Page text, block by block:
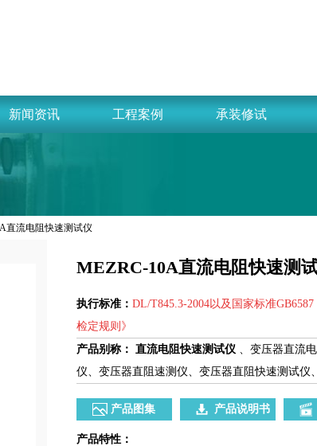
新闻资讯 工程案例 承装修试
直流电阻快速测试仪
MEZRC-10A直流电阻快速测
执行标准： DL/T845.3-2004以及国家标准
检定规则》
产品别称： 直流电阻快速测试仪 、变压器直流
仪、变压器直阻速测仪、变压器直阻快速测试仪
产品图集 产品说明书
产品特性：